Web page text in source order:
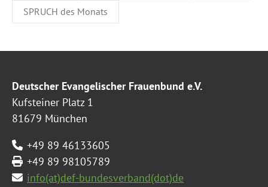
SPRUCH des Monats
Deutscher Evangelischer Frauenbund e.V.
Kufsteiner Platz 1
81679 München
+49 89 46133605
+49 89 98105789
info(at)def-bundesverband(dot)de